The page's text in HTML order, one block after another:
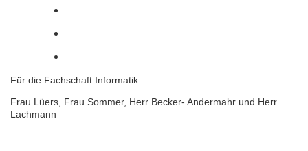
Für die Fachschaft Informatik
Frau Lüers, Frau Sommer, Herr Becker- Andermahr und Herr
Lachmann